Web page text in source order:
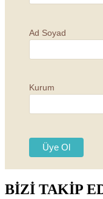
Ad Soyad
Kurum
BİZİ TAKİP